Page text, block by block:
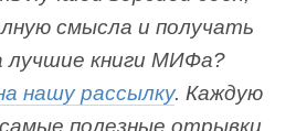
смысла и получать
лучшие книги МИФа?
нашу рассылку. Каждую